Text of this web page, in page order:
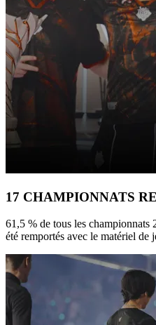
17 CHAMPIONNATS
61,5 % de tous les
été remportés avec le matériel de